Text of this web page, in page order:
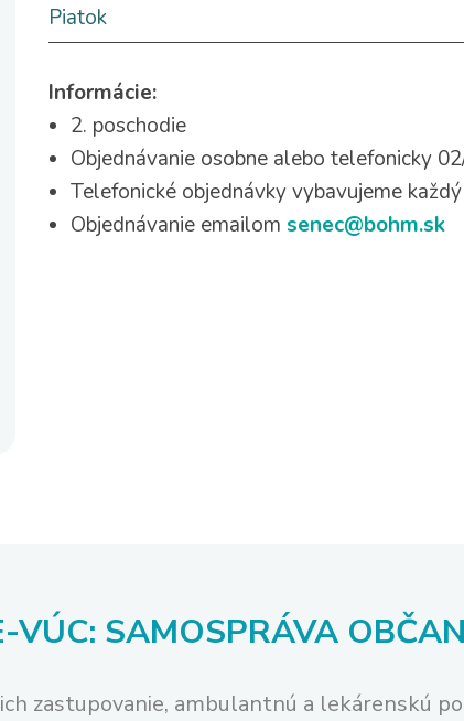
Piatok
Informácie:
2. poschodie
Objednávanie osobne alebo telefonicky
Telefonické objednávky vybavujeme
Objednávanie emailom senec@bohm.sk
VÚC: SAMOSPRÁVA
zastupovanie, ambulantnú a lekárenskú